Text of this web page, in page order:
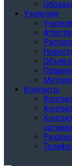
Учителям
Контакты